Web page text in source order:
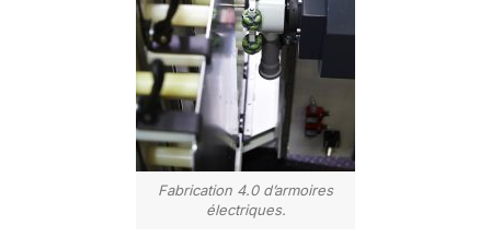
Fabrication 4.0 d’armoires
électriques.